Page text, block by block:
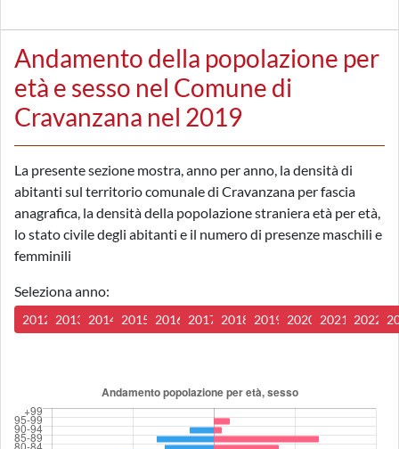
Andamento della popolazione per
età e sesso nel Comune di
Cravanzana nel 2019
La presente sezione mostra, anno per anno, la densità di
abitanti sul territorio comunale di Cravanzana per fascia
anagrafica, la densità della popolazione straniera età per età,
lo stato civile degli abitanti e il numero di presenze maschili e
femminili
Seleziona anno:
2012 2013 2014 2015 2016 2017 2018 2019 2020 2021 2022